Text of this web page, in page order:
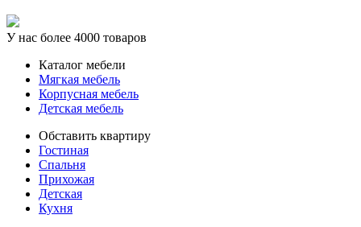
У нас более 4000 товаров
Каталог мебели
Мягкая мебель
Корпусная мебель
Детская мебель
Обставить квартиру
Гостиная
Спальня
Прихожая
Детская
Кухня